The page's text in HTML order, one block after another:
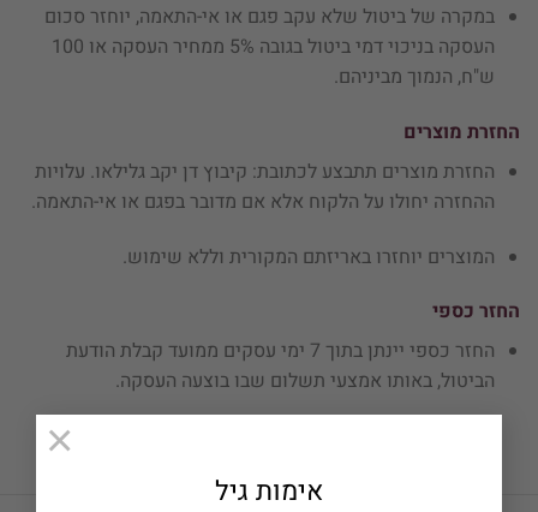
אימות גיל
×
במקרה של ביטול שלא עקב פגם או אי-התאמה, יוחזר סכום
העסקה בניכוי דמי ביטול בגובה 5% ממחיר העסקה או 100
ש"ח, הנמוך מביניהם.
החזרת מוצרים
החזרת מוצרים תתבצע לכתובת: קיבוץ דן יקב גלילאו. עלויות
ההחזרה יחולו על הלקוח אלא אם מדובר בפגם או אי-התאמה.
המוצרים יוחזרו באריזתם המקורית וללא שימוש.
החזר כספי
החזר כספי יינתן בתוך 7 ימי עסקים ממועד קבלת הודעת
הביטול, באותו אמצעי תשלום שבו בוצעה העסקה.